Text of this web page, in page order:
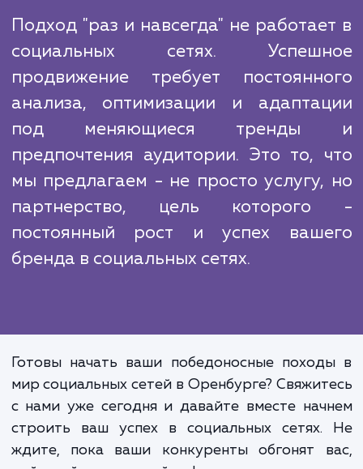
требует индивидуального подхода.
поэтому мы настраиваем нашу стратегию
каждого клиента, учитывая особенности
бизнеса и потребности его аудитории. В
время, мы всегда держим палец на пульсе
тенденций и изменений в
были на шаг впереди своих конкурентов.
продвижение требует
анализа, оптимизации и
под меняющиеся
предпочтения аудитории. Это то,